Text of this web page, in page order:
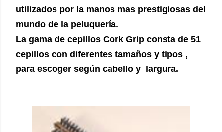
utilizados por la manos mas prestigiosas del
mundo de la peluquería.
La gama de cepillos Cork Grip consta de 51
cepillos con diferentes tamaños y tipos ,
para escoger según cabello y largura.